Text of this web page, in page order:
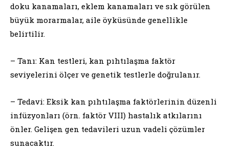
doku kanamaları, eklem kanamaları ve sık görülen
büyük morarmalar, aile öyküsünde genellikle
belirtilir.
– Tanı: Kan testleri, kan pıhtılaşma faktör
seviyelerini ölçer ve genetik testlerle doğrulanır.
– Tedavi: Eksik kan pıhtılaşma faktörlerinin düzenli
infüzyonları (örn. faktör VIII) hastalık atkılarını
önler. Gelişen gen tedavileri uzun vadeli çözümler
sunacaktır.